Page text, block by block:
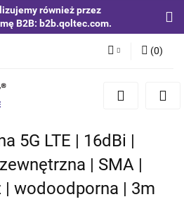
również przez
B2B: b2b.qoltec.com.
Zaloguj się
Zgody cookies
(0)
5G LTE | 16dBi |
| SMA |
| wodoodporna | 3m